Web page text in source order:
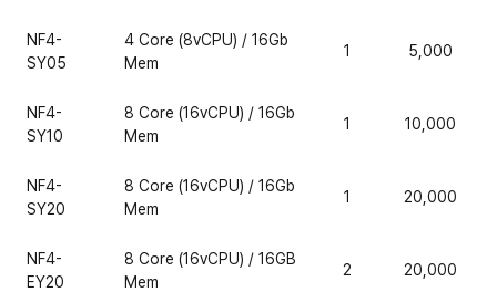
NF4-
SY05
4 Core (8vCPU) / 16Gb
Mem
1 5,000
NF4-
SY10
8 Core (16vCPU) / 16Gb
Mem
1 10,000
NF4-
SY20
8 Core (16vCPU) / 16Gb
Mem
1 20,000
NF4-
EY20
8 Core (16vCPU) / 16GB
Mem
2 20,000